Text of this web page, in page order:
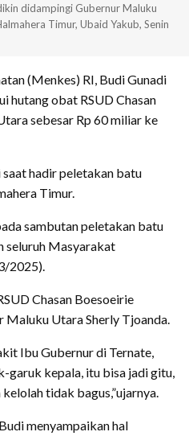
didampingi Gubernur Maluku
Timur, Ubaid Yakub, Senin
(Menkes) RI, Budi Gunadi
hutang obat RSUD Chasan
sebesar Rp 60 miliar ke
hadir peletakan batu
Timur.
sambutan peletakan batu
seluruh Masyarakat
2025).
Chasan Boesoeirie
Maluku Utara Sherly Tjoanda.
Ibu Gubernur di Ternate,
garuk kepala, itu bisa jadi gitu,
tidak bagus,”ujarnya.
menyampaikan hal